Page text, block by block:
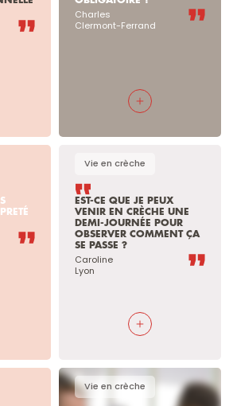
Charles
Clermont-Ferrand
Vie en crèche
EST-CE QUE JE PEUX
VENIR EN CRÈCHE UNE
DEMI-JOURNÉE POUR
OBSERVER COMMENT ÇA
SE PASSE ?
Caroline
Lyon
Vie en crèche